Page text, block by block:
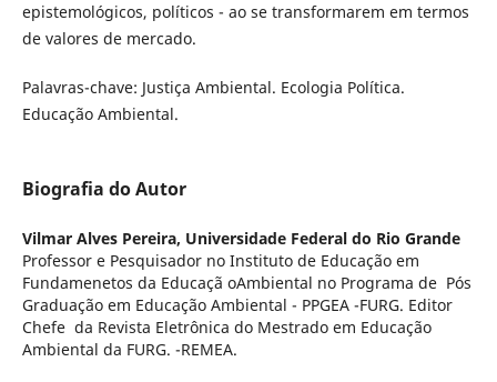
epistemológicos, políticos - ao se transformarem em termos
de valores de mercado.
Palavras-chave: Justiça Ambiental. Ecologia Política.
Educação Ambiental.
Biografia do Autor
Vilmar Alves Pereira, Universidade Federal do Rio Grande
Professor e Pesquisador no Instituto de Educação em
Fundamenetos da Educaçã oAmbiental no Programa de Pós
Graduação em Educação Ambiental - PPGEA -FURG. Editor
Chefe da Revista Eletrônica do Mestrado em Educação
Ambiental da FURG. -REMEA.